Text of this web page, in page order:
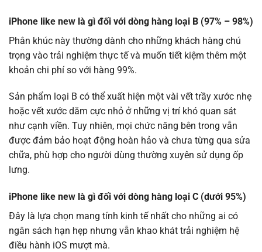
iPhone like new là gì đối với dòng hàng loại B (97% – 98%)
Phân khúc này thường dành cho những khách hàng chú
trọng vào trải nghiệm thực tế và muốn tiết kiệm thêm một
khoản chi phí so với hàng 99%.
Sản phẩm loại B có thể xuất hiện một vài vết trầy xước nhẹ
hoặc vết xước dăm cực nhỏ ở những vị trí khó quan sát
như cạnh viền. Tuy nhiên, mọi chức năng bên trong vẫn
được đảm bảo hoạt động hoàn hảo và chưa từng qua sửa
chữa, phù hợp cho người dùng thường xuyên sử dụng ốp
lưng.
iPhone like new là gì đối với dòng hàng loại C (dưới 95%)
Đây là lựa chọn mang tính kinh tế nhất cho những ai có
ngân sách hạn hẹp nhưng vẫn khao khát trải nghiệm hệ
điều hành iOS mượt mà.